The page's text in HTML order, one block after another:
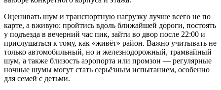
Оценивать шум и транспортную нагрузку лучше всего не по
карте, а вживую: пройтись вдоль ближайшей дороги, постоять
у подъезда в вечерний час пик, зайти во двор после 22:00 и
прислушаться к тому, как «живёт» район. Важно учитывать не
только автомобильный, но и железнодорожный, трамвайный
шум, а также близость аэропорта или промзон — регулярные
ночные шумы могут стать серьёзным испытанием, особенно
для семей с детьми.